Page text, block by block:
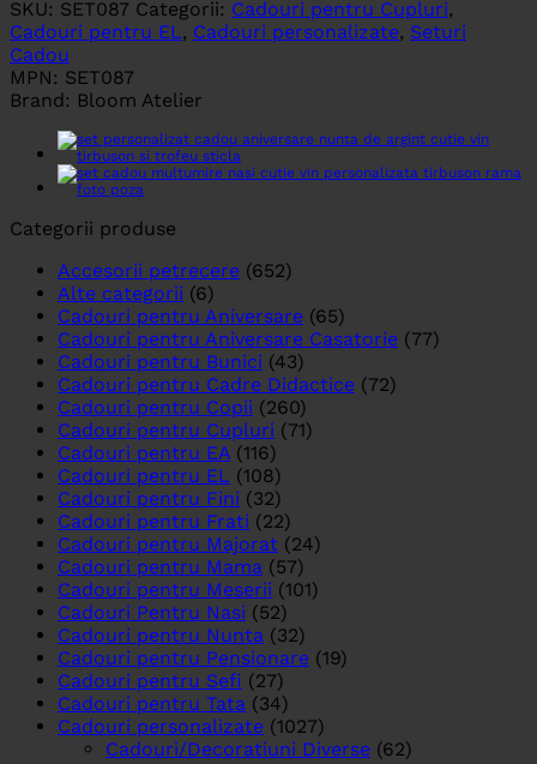
SKU: SET087 Categorii: Cadouri pentru Cupluri,
Cadouri pentru EL, Cadouri personalizate, Seturi
Cadou
MPN: SET087
Brand: Bloom Atelier
Categorii produse
Accesorii petrecere (652)
Alte categorii (6)
Cadouri pentru Aniversare (65)
Cadouri pentru Aniversare Casatorie (77)
Cadouri pentru Bunici (43)
Cadouri pentru Cadre Didactice (72)
Cadouri pentru Copii (260)
Cadouri pentru Cupluri (71)
Cadouri pentru EA (116)
Cadouri pentru EL (108)
Cadouri pentru Fini (32)
Cadouri pentru Frati (22)
Cadouri pentru Majorat (24)
Cadouri pentru Mama (57)
Cadouri pentru Meserii (101)
Cadouri Pentru Nasi (52)
Cadouri pentru Nunta (32)
Cadouri pentru Pensionare (19)
Cadouri pentru Sefi (27)
Cadouri pentru Tata (34)
Cadouri personalizate (1027)
Cadouri/Decoratiuni Diverse (62)